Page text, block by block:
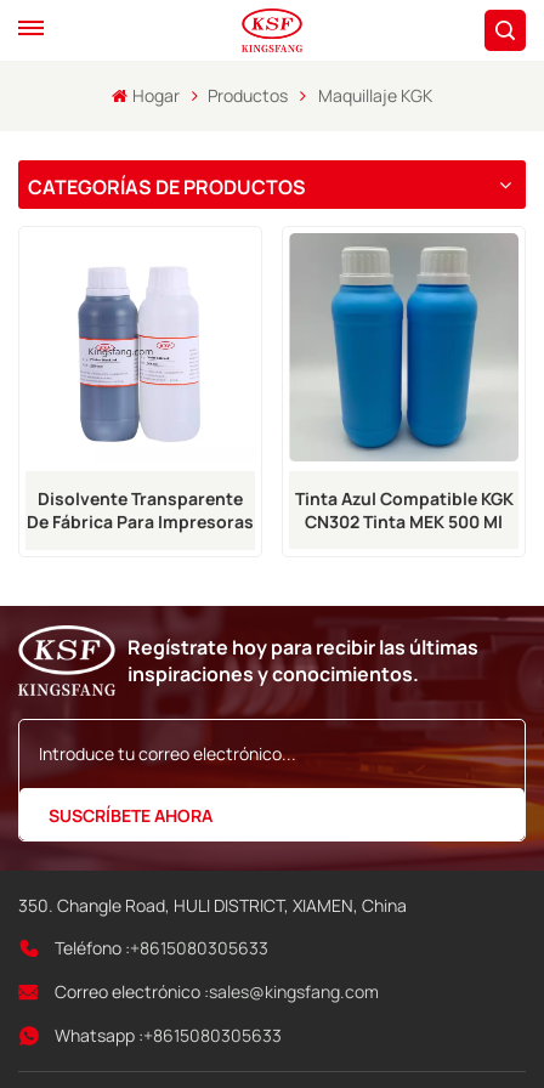
Hogar Productos Maquillaje KGK
CATEGORÍAS DE PRODUCTOS
Disolvente Transparente
De Fábrica Para Impresoras
Tinta Azul Compatible KGK
CN302 Tinta MEK 500 Ml
Regístrate hoy para recibir las últimas
inspiraciones y conocimientos.
350. Changle Road, HULI DISTRICT, XIAMEN, China
Teléfono :+8615080305633
Correo electrónico :sales@kingsfang.com
Whatsapp :+8615080305633